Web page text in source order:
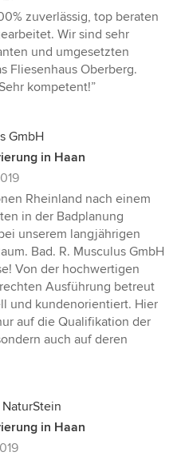
zuverlässig, top beraten
Wir sind sehr
und umgesetzten
Fliesenhaus Oberberg.
kompetent!”
GmbH
in Haan
Rheinland nach einem
in der Badplanung
unserem langjährigen
Bad. R. Musculus GmbH
Von der hochwertigen
Ausführung betreut
und kundenorientiert. Hier
auf die Qualifikation der
auch auf deren
in Haan